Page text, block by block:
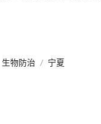
生物防治 / 宁夏